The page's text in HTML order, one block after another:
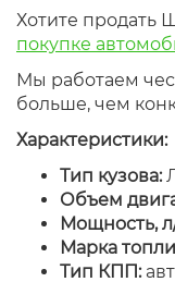
Хотите продать
покупке
Мы работаем
больше, чем
Характеристики:
Тип кузова:
Объем
Мощность,
Марка
Тип КПП: